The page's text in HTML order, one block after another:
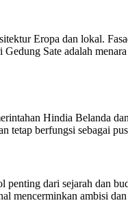
Eropa dan lokal.
Sate adalah
Hindia Belanda
berfungsi sebagai
dari sejarah dan
mencerminkan ambisi